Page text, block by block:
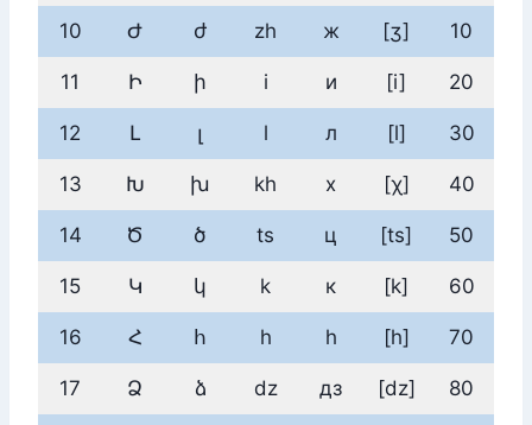
10 Ժ ժ zh ж [ʒ] 10
11 Ի ի i и [i] 20
12 Լ լ l л [l] 30
13 Խ խ kh х [χ] 40
14 Ծ ծ ts ц [ts] 50
15 Կ կ k к [k] 60
16 Հ հ h h [h] 70
17 Ձ ձ dz дз [dz] 80